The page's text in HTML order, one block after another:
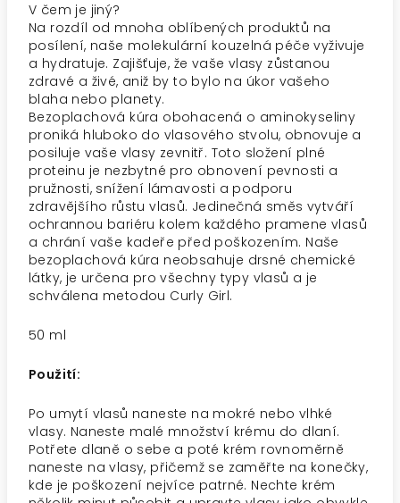
V čem je jiný?
Na rozdíl od mnoha oblíbených produktů na
posílení, naše molekulární kouzelná péče vyživuje
a hydratuje. Zajišťuje, že vaše vlasy zůstanou
zdravé a živé, aniž by to bylo na úkor vašeho
blaha nebo planety.
Bezoplachová kúra obohacená o aminokyseliny
proniká hluboko do vlasového stvolu, obnovuje a
posiluje vaše vlasy zevnitř. Toto složení plné
proteinu je nezbytné pro obnovení pevnosti a
pružnosti, snížení lámavosti a podporu
zdravějšího růstu vlasů. Jedinečná směs vytváří
ochrannou bariéru kolem každého pramene vlasů
a chrání vaše kadeře před poškozením. Naše
bezoplachová kúra neobsahuje drsné chemické
látky, je určena pro všechny typy vlasů a je
schválena metodou Curly Girl.
50 ml
Použití:
Po umytí vlasů naneste na mokré nebo vlhké
vlasy. Naneste malé množství krému do dlaní.
Potřete dlaně o sebe a poté krém rovnoměrně
naneste na vlasy, přičemž se zaměřte na konečky,
kde je poškození nejvíce patrné. Nechte krém